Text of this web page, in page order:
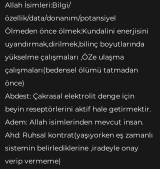
Allah İsimleri:Bilgi/
özellik/data/donanım/potansiyel
Ölmeden önce ölmek:Kundalini enerjisini
uyandırmak,dirilmek,bilinç boyutlarında
yükselme çalışmaları ,ÖZe ulaşma
çalışmaları(bedensel ölümü tatmadan
önce)
Abdest: Çakrasal elektrolit denge için
beyin reseptörlerini aktif hale getirmektir.
Adem: Allah isimlerinden mevcut insan.
Ahd: Ruhsal kontrat(yaşıyorken eş zamanlı
sistemin belirlediklerine ,iradeyle onay
verip vermeme)